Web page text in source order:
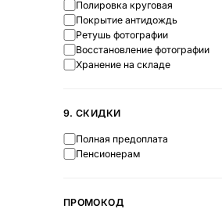
Полировка круговая
Покрытие антидождь
Ретушь фотографии
Восстановление фотографии
Хранение на складе
9. СКИДКИ
Полная предоплата
Пенсионерам
ПРОМОКОД